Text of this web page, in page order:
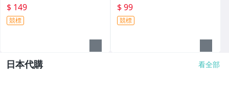
$ 149
競標
$ 99
競標
日本代購 看全部